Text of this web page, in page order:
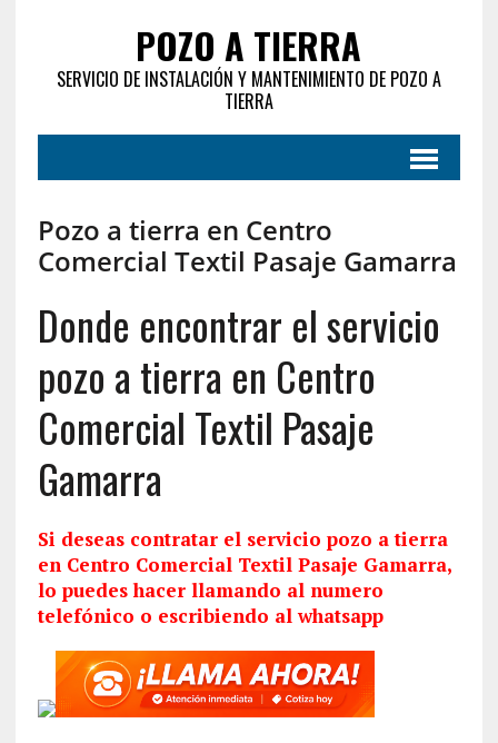
POZO A TIERRA
SERVICIO DE INSTALACIÓN Y MANTENIMIENTO DE POZO A
TIERRA
Pozo a tierra en Centro
Comercial Textil Pasaje Gamarra
Donde encontrar el servicio
pozo a tierra en Centro
Comercial Textil Pasaje
Gamarra
Si deseas contratar el servicio pozo a tierra
en Centro Comercial Textil Pasaje Gamarra,
lo puedes hacer llamando al numero
telefónico o escribiendo al whatsapp